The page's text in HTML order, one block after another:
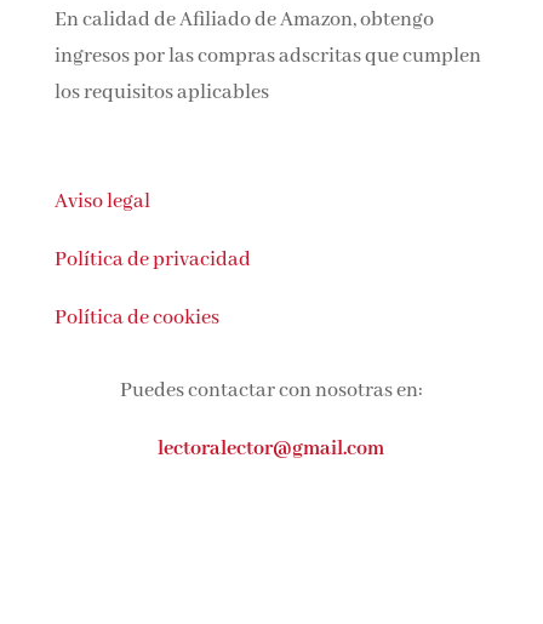
En calidad de Afiliado de Amazon, obtengo
ingresos por las compras adscritas que cumplen
los requisitos aplicables
Aviso legal
Política de privacidad
Política de cookies
Puedes contactar con nosotras en:
lectoralector@gmail.com